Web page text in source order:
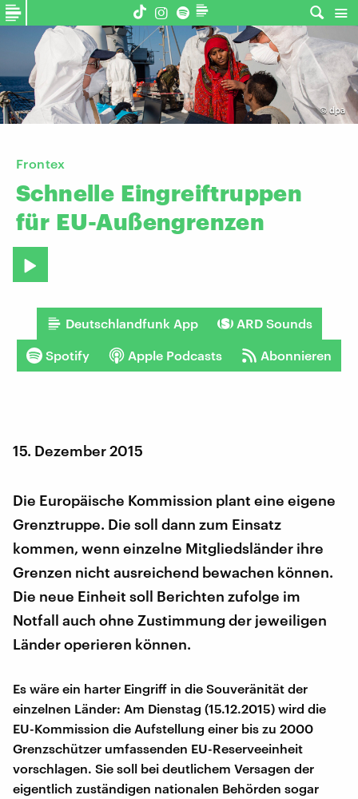
© dpa
Frontex
Schnelle Eingreiftruppen
für EU-Außengrenzen
Deutschlandfunk App ARD Sounds
Spotify Apple Podcasts Abonnieren
15. Dezember 2015
Die Europäische Kommission plant eine eigene
Grenztruppe. Die soll dann zum Einsatz
kommen, wenn einzelne Mitgliedsländer ihre
Grenzen nicht ausreichend bewachen können.
Die neue Einheit soll Berichten zufolge im
Notfall auch ohne Zustimmung der jeweiligen
Länder operieren können.
Es wäre ein harter Eingriff in die Souveränität der
einzelnen Länder: Am Dienstag (15.12.2015) wird die
EU-Kommission die Aufstellung einer bis zu 2000
Grenzschützer umfassenden EU-Reserveeinheit
vorschlagen. Sie soll bei deutlichem Versagen der
eigentlich zuständigen nationalen Behörden sogar